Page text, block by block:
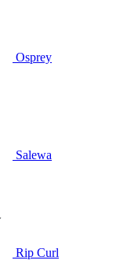
Osprey
Salewa
Rip Curl